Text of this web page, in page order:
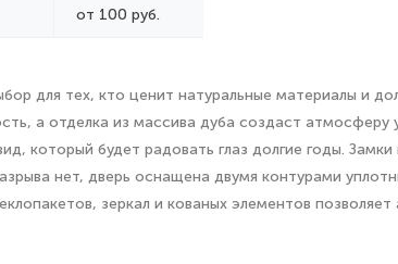
от 100 руб.
для тех, кто ценит натуральные материалы и
а отделка из массива дуба создаст
который будет радовать глаз долгие годы.
нет, дверь оснащена двумя контурами
зеркал и кованых элементов